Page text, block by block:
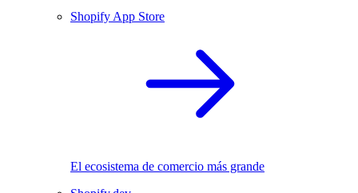
Shopify App Store
El ecosistema de comercio más grande